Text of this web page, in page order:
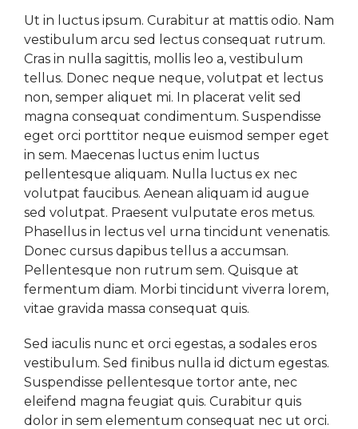
Ut in luctus ipsum. Curabitur at mattis odio. Nam
vestibulum arcu sed lectus consequat rutrum.
Cras in nulla sagittis, mollis leo a, vestibulum
tellus. Donec neque neque, volutpat et lectus
non, semper aliquet mi. In placerat velit sed
magna consequat condimentum. Suspendisse
eget orci porttitor neque euismod semper eget
in sem. Maecenas luctus enim luctus
pellentesque aliquam. Nulla luctus ex nec
volutpat faucibus. Aenean aliquam id augue
sed volutpat. Praesent vulputate eros metus.
Phasellus in lectus vel urna tincidunt venenatis.
Donec cursus dapibus tellus a accumsan.
Pellentesque non rutrum sem. Quisque at
fermentum diam. Morbi tincidunt viverra lorem,
vitae gravida massa consequat quis.
Sed iaculis nunc et orci egestas, a sodales eros
vestibulum. Sed finibus nulla id dictum egestas.
Suspendisse pellentesque tortor ante, nec
eleifend magna feugiat quis. Curabitur quis
dolor in sem elementum consequat nec ut orci.